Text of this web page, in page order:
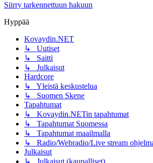
Siirry tarkennettuun hakuun
Hyppää
Kovaydin.NET
↳ Uutiset
↳ Saitti
↳ Julkaisut
Hardcore
↳ Yleistä keskustelua
↳ Suomen Skene
Tapahtumat
↳ Kovaydin.NETin tapahtumat
↳ Tapahtumat Suomessa
↳ Tapahtumat maailmalla
↳ Radio/Webradio/Live stream
Julkaisut